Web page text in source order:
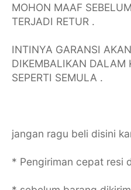
MOHON MAAF
TERJADI RETUR .
INTINYA GARANSI
DIKEMBALIKAN DALAM
SEPERTI SEMULA .
jangan ragu beli disini
* Pengiriman cepat resi